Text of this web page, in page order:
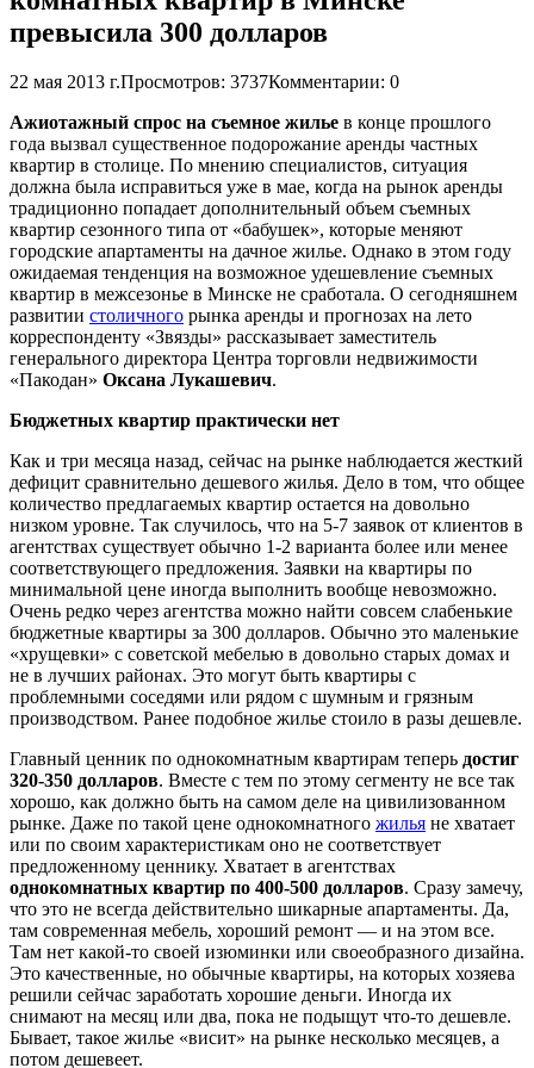
превысила 300 долларов
22 мая 2013 г.Просмотров: 3737Комментарии: 0
Ажиотажный спрос на съемное жилье в конце прошлого
года вызвал существенное подорожание аренды частных
квартир в столице. По мнению специалистов, ситуация
должна была исправиться уже в мае, когда на рынок аренды
традиционно попадает дополнительный объем съемных
квартир сезонного типа от «бабушек», которые меняют
городские апартаменты на дачное жилье. Однако в этом году
ожидаемая тенденция на возможное удешевление съемных
квартир в межсезонье в Минске не сработала. О сегодняшнем
развитии столичного рынка аренды и прогнозах на лето
корреспонденту «Звязды» рассказывает заместитель
генерального директора Центра торговли недвижимости
«Пакодан» Оксана Лукашевич.
Бюджетных квартир практически нет
Как и три месяца назад, сейчас на рынке наблюдается жесткий
дефицит сравнительно дешевого жилья. Дело в том, что общее
количество предлагаемых квартир остается на довольно
низком уровне. Так случилось, что на 5-7 заявок от клиентов в
агентствах существует обычно 1-2 варианта более или менее
соответствующего предложения. Заявки на квартиры по
минимальной цене иногда выполнить вообще невозможно.
Очень редко через агентства можно найти совсем слабенькие
бюджетные квартиры за 300 долларов. Обычно это маленькие
«хрущевки» с советской мебелью в довольно старых домах и
не в лучших районах. Это могут быть квартиры с
проблемными соседями или рядом с шумным и грязным
производством. Ранее подобное жилье стоило в разы дешевле.
Главный ценник по однокомнатным квартирам теперь достиг
320-350 долларов. Вместе с тем по этому сегменту не все так
хорошо, как должно быть на самом деле на цивилизованном
рынке. Даже по такой цене однокомнатного жилья не хватает
или по своим характеристикам оно не соответствует
предложенному ценнику. Хватает в агентствах
однокомнатных квартир по 400-500 долларов. Сразу замечу,
что это не всегда действительно шикарные апартаменты. Да,
там современная мебель, хороший ремонт — и на этом все.
Там нет какой-то своей изюминки или своеобразного дизайна.
Это качественные, но обычные квартиры, на которых хозяева
решили сейчас заработать хорошие деньги. Иногда их
снимают на месяц или два, пока не подыщут что-то дешевле.
Бывает, такое жилье «висит» на рынке несколько месяцев, а
потом дешевеет.